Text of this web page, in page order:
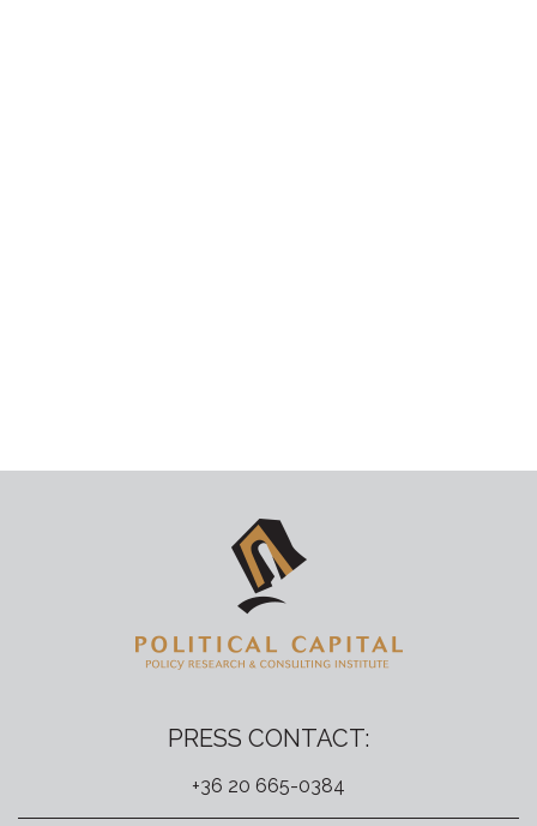
PRESS CONTACT:
+36 20 665-0384